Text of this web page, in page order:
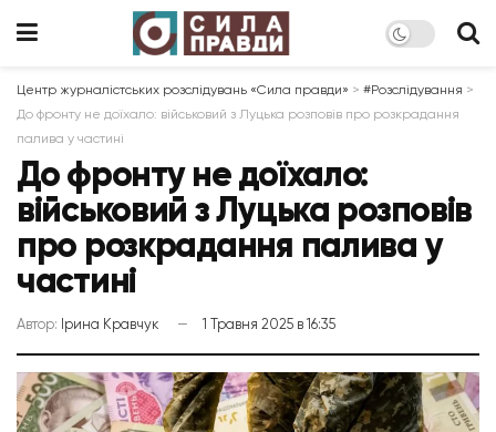
Центр журналістських розслідувань «Сила правди» > #Розслідування >
До фронту не доїхало: військовий з Луцька розповів про розкрадання
палива у частині
До фронту не доїхало:
військовий з Луцька розповів
про розкрадання палива у
частині
Автор: Ірина Кравчук 1 Травня 2025 в 16:35